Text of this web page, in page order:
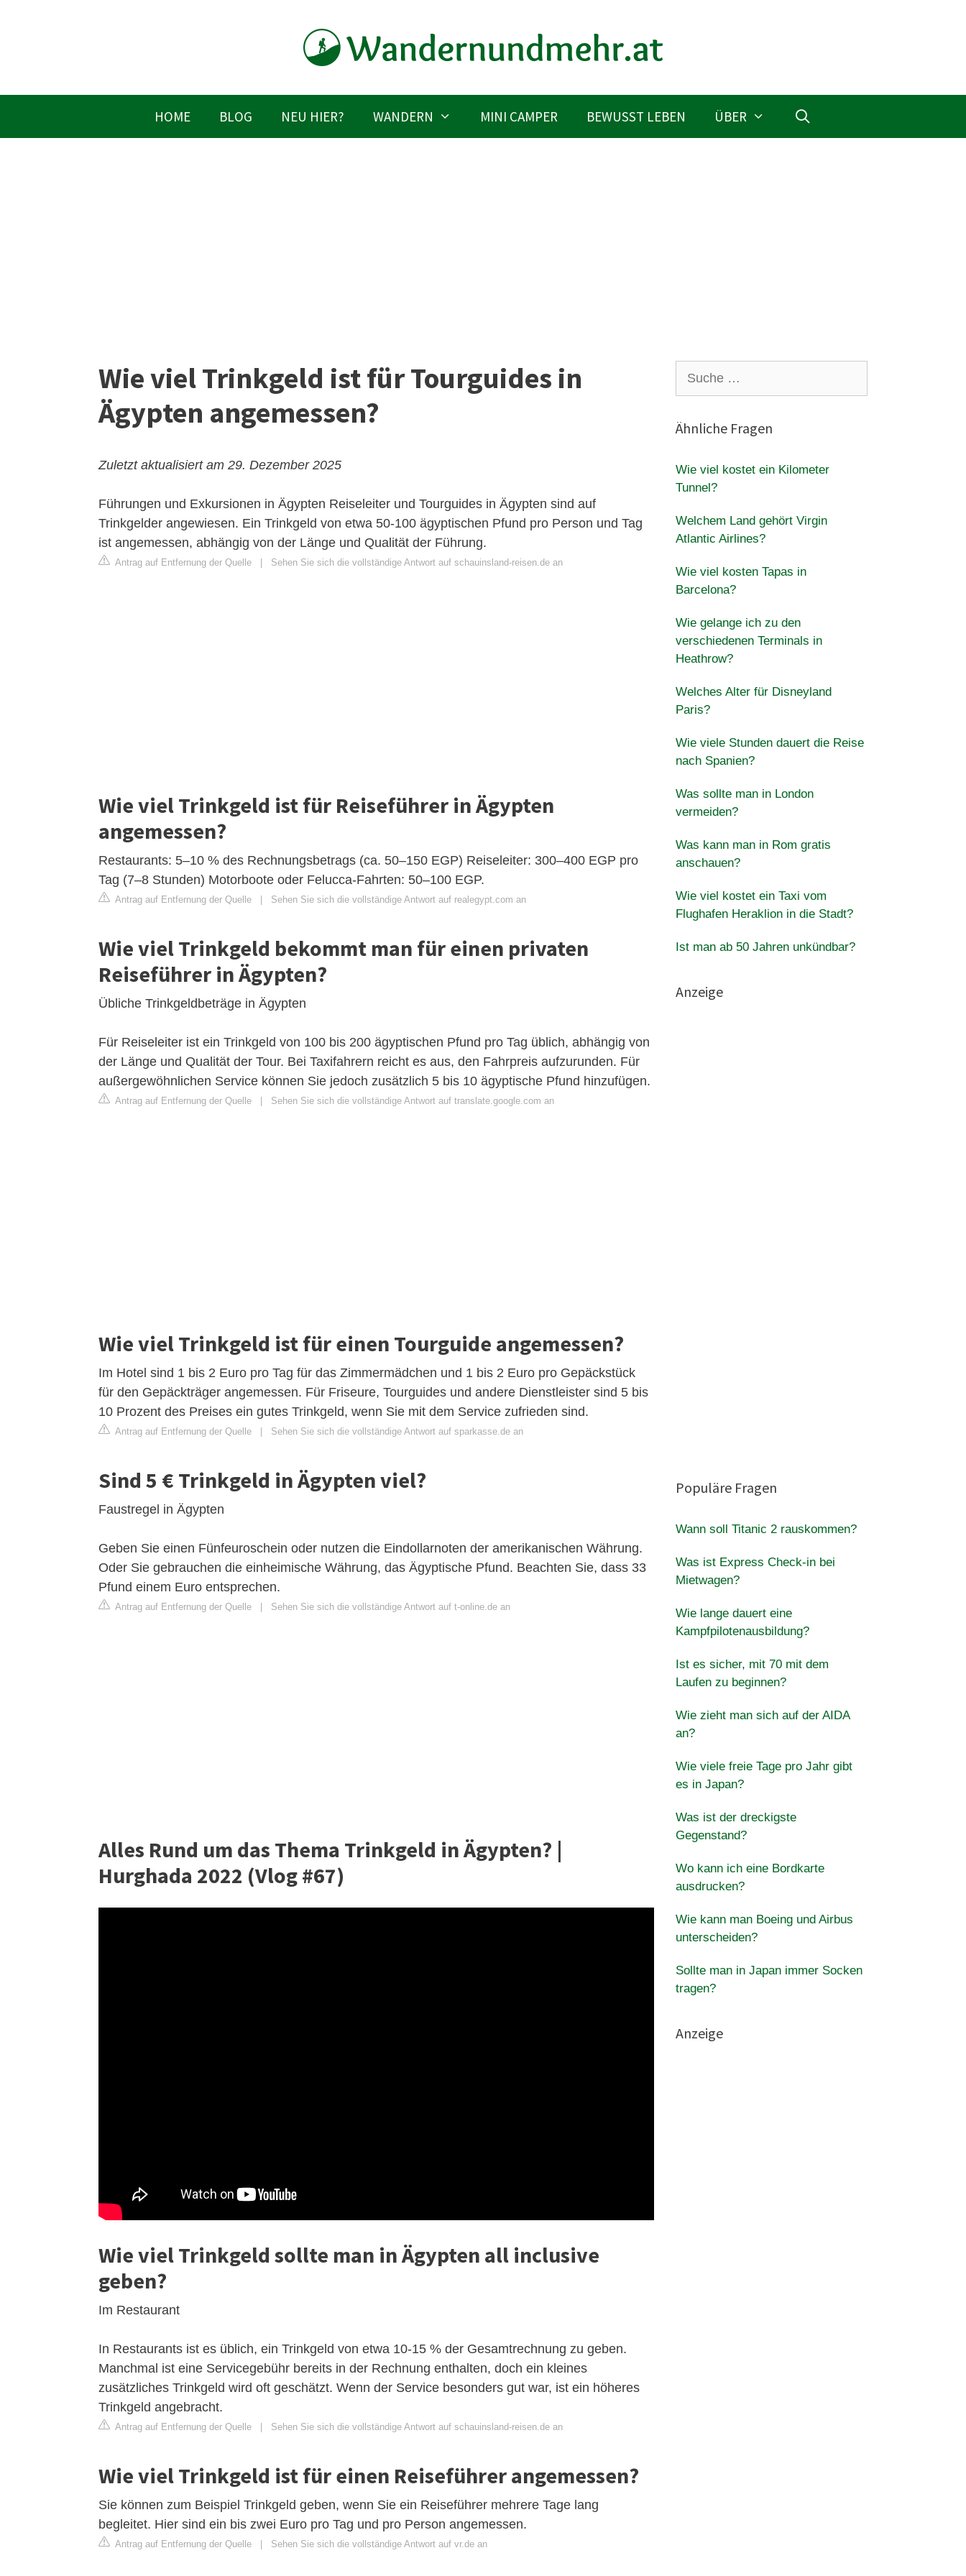
HOME BLOG NEU HIER? WANDERN MINI CAMPER BEWUSST LEBEN ÜBER
Wie viel Trinkgeld ist für Tourguides in
Ägypten angemessen?
Zuletzt aktualisiert am 29. Dezember 2025
Führungen und Exkursionen in Ägypten Reiseleiter und Tourguides in Ägypten sind auf
Trinkgelder angewiesen. Ein Trinkgeld von etwa 50-100 ägyptischen Pfund pro Person und Tag
ist angemessen, abhängig von der Länge und Qualität der Führung.
Antrag auf Entfernung der Quelle Sehen Sie sich die vollständige Antwort auf schauinsland-reisen.de an
Wie viel Trinkgeld ist für Reiseführer in Ägypten
angemessen?
Restaurants: 5–10 % des Rechnungsbetrags (ca. 50–150 EGP) Reiseleiter: 300–400 EGP pro
Tag (7–8 Stunden) Motorboote oder Felucca-Fahrten: 50–100 EGP.
Antrag auf Entfernung der Quelle Sehen Sie sich die vollständige Antwort auf realegypt.com an
Wie viel Trinkgeld bekommt man für einen privaten
Reiseführer in Ägypten?
Übliche Trinkgeldbeträge in Ägypten
Für Reiseleiter ist ein Trinkgeld von 100 bis 200 ägyptischen Pfund pro Tag üblich, abhängig von
der Länge und Qualität der Tour. Bei Taxifahrern reicht es aus, den Fahrpreis aufzurunden. Für
außergewöhnlichen Service können Sie jedoch zusätzlich 5 bis 10 ägyptische Pfund hinzufügen.
Antrag auf Entfernung der Quelle Sehen Sie sich die vollständige Antwort auf translate.google.com an
Wie viel Trinkgeld ist für einen Tourguide angemessen?
Im Hotel sind 1 bis 2 Euro pro Tag für das Zimmermädchen und 1 bis 2 Euro pro Gepäckstück
für den Gepäckträger angemessen. Für Friseure, Tourguides und andere Dienstleister sind 5 bis
10 Prozent des Preises ein gutes Trinkgeld, wenn Sie mit dem Service zufrieden sind.
Antrag auf Entfernung der Quelle Sehen Sie sich die vollständige Antwort auf sparkasse.de an
Sind 5 € Trinkgeld in Ägypten viel?
Faustregel in Ägypten
Geben Sie einen Fünfeuroschein oder nutzen die Eindollarnoten der amerikanischen Währung.
Oder Sie gebrauchen die einheimische Währung, das Ägyptische Pfund. Beachten Sie, dass 33
Pfund einem Euro entsprechen.
Antrag auf Entfernung der Quelle Sehen Sie sich die vollständige Antwort auf t-online.de an
Alles Rund um das Thema Trinkgeld in Ägypten? |
Hurghada 2022 (Vlog #67)
Wie viel Trinkgeld sollte man in Ägypten all inclusive
geben?
Im Restaurant
In Restaurants ist es üblich, ein Trinkgeld von etwa 10-15 % der Gesamtrechnung zu geben.
Manchmal ist eine Servicegebühr bereits in der Rechnung enthalten, doch ein kleines
zusätzliches Trinkgeld wird oft geschätzt. Wenn der Service besonders gut war, ist ein höheres
Trinkgeld angebracht.
Antrag auf Entfernung der Quelle | Sehen Sie sich die vollständige Antwort auf schauinsland-reisen.de an
Wie viel Trinkgeld ist für einen Reiseführer angemessen?
Sie können zum Beispiel Trinkgeld geben, wenn Sie ein Reiseführer mehrere Tage lang
begleitet. Hier sind ein bis zwei Euro pro Tag und pro Person angemessen.
Antrag auf Entfernung der Quelle | Sehen Sie sich die vollständige Antwort auf vr.de an
nach:
Ähnliche Fragen
Wie viel kostet ein Kilometer
Tunnel?
Welchem ​​Land gehört Virgin
Atlantic Airlines?
Wie viel kosten Tapas in
Barcelona?
Wie gelange ich zu den
verschiedenen Terminals in
Heathrow?
Welches Alter für Disneyland
Paris?
Wie viele Stunden dauert die Reise
nach Spanien?
Was sollte man in London
vermeiden?
Was kann man in Rom gratis
anschauen?
Wie viel kostet ein Taxi vom
Flughafen Heraklion in die Stadt?
Ist man ab 50 Jahren unkündbar?
Anzeige
Populäre Fragen
Wann soll Titanic 2 rauskommen?
Was ist Express Check-in bei
Mietwagen?
Wie lange dauert eine
Kampfpilotenausbildung?
Ist es sicher, mit 70 mit dem
Laufen zu beginnen?
Wie zieht man sich auf der AIDA
an?
Wie viele freie Tage pro Jahr gibt
es in Japan?
Was ist der dreckigste
Gegenstand?
Wo kann ich eine Bordkarte
ausdrucken?
Wie kann man Boeing und Airbus
unterscheiden?
Sollte man in Japan immer Socken
tragen?
Anzeige